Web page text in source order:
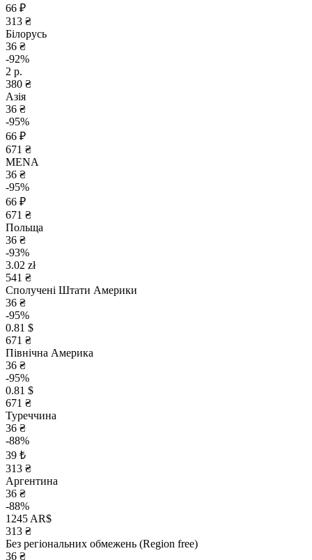
66 ₽
313 ₴
Білорусь
36 ₴
-92%
2 р.
380 ₴
Азія
36 ₴
-95%
66 ₽
671 ₴
MENA
36 ₴
-95%
66 ₽
671 ₴
Польща
36 ₴
-93%
3.02 zł
541 ₴
Сполучені Штати Америки
36 ₴
-95%
0.81 $
671 ₴
Північна Америка
36 ₴
-95%
0.81 $
671 ₴
Туреччина
36 ₴
-88%
39 ₺
313 ₴
Аргентина
36 ₴
-88%
1245 AR$
313 ₴
Без регіональних обмежень (Region free)
36 ₴